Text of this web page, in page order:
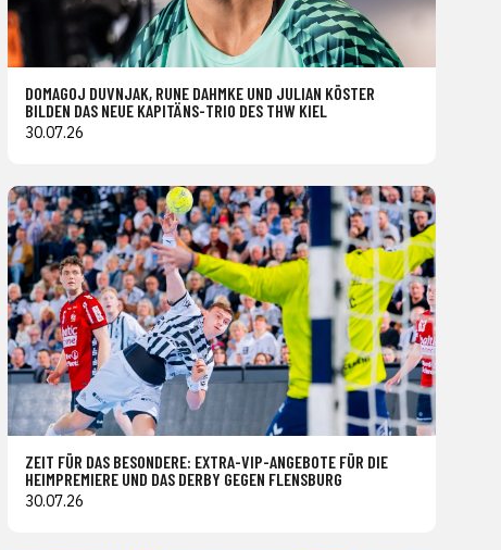
DOMAGOJ DUVNJAK, RUNE DAHMKE UND JULIAN KÖSTER
BILDEN DAS NEUE KAPITÄNS-TRIO DES THW KIEL
30.07.26
ZEIT FÜR DAS BESONDERE: EXTRA-VIP-ANGEBOTE FÜR DIE
HEIMPREMIERE UND DAS DERBY GEGEN FLENSBURG
30.07.26